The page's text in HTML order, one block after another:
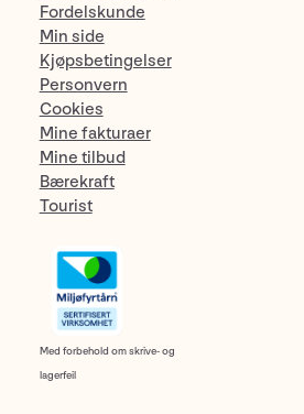
Fordelskunde
Min side
Kjøpsbetingelser
Personvern
Cookies
Mine fakturaer
Mine tilbud
Bærekraft
Tourist
Med forbehold om skrive- og
lagerfeil